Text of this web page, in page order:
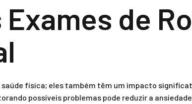
de
saúde física; eles também têm um impacto
possíveis problemas pode reduzir a